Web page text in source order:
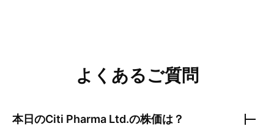
よくあるご質問
本日のCiti Pharma Ltd.の株価は？